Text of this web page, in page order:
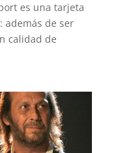
es una tarjeta
además de ser
calidad de